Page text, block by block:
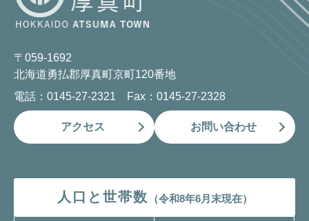
〒059-1692
北海道勇払郡厚真町京町120番地
電話：0145-27-2321 Fax：0145-27-2328
アクセス お問い合わせ
人口と世帯数 （令和8年6月末現在）